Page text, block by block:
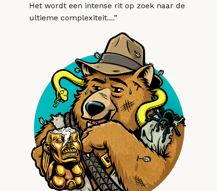
Het wordt een intense rit op zoek naar de
ultieme complexiteit....”